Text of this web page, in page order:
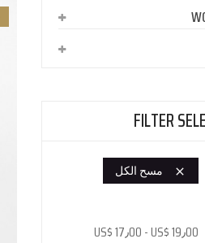
FILTER

US$ 17٫00 - US$ 19٫00